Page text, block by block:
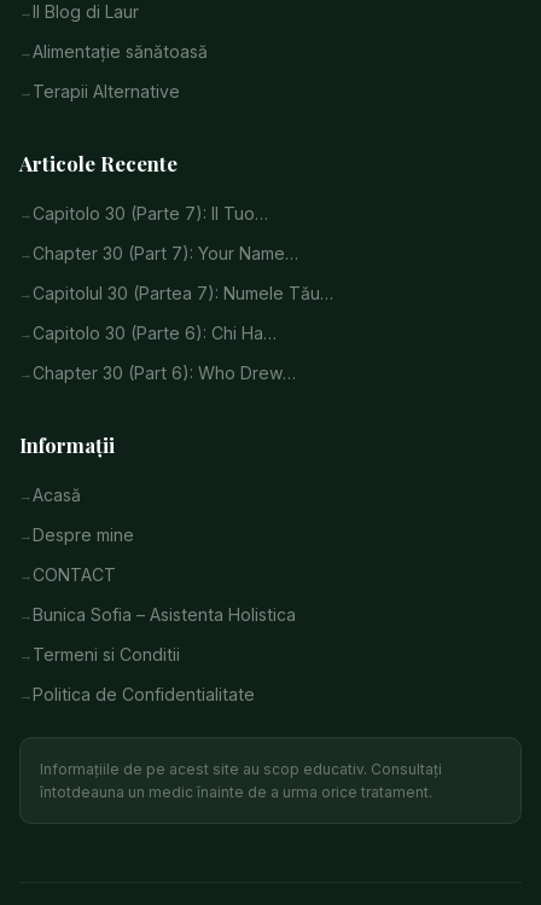
Il Blog di Laur
Alimentație sănătoasă
Terapii Alternative
Articole Recente
Capitolo 30 (Parte 7): Il Tuo…
Chapter 30 (Part 7): Your Name…
Capitolul 30 (Partea 7): Numele Tău…
Capitolo 30 (Parte 6): Chi Ha…
Chapter 30 (Part 6): Who Drew…
Informații
Acasă
Despre mine
CONTACT
Bunica Sofia – Asistenta Holistica
Termeni si Conditii
Politica de Confidentialitate
Informațiile de pe acest site au scop educativ. Consultați
întotdeauna un medic înainte de a urma orice tratament.